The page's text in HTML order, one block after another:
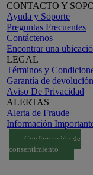
CONTACTO Y
Ayuda y Soporte
Preguntas Frecuentes
Contáctenos
Encontrar una
LEGAL
Términos y
Garantía de devolución
Aviso De Privacidad
ALERTAS
Alerta de Fraude
Información
Configuración de
consentimiento